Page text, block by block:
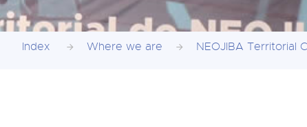
Index Where we are NEOJIBA Territorial